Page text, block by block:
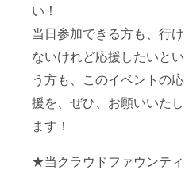
い！
当日参加できる方も、行け
ないけれど応援したいとい
う方も、このイベントの応
援を、ぜひ、お願いいたし
ます！
★当クラウドファウンティ